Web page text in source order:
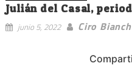
Julián del Casal,
junio 5, 2022 Ciro